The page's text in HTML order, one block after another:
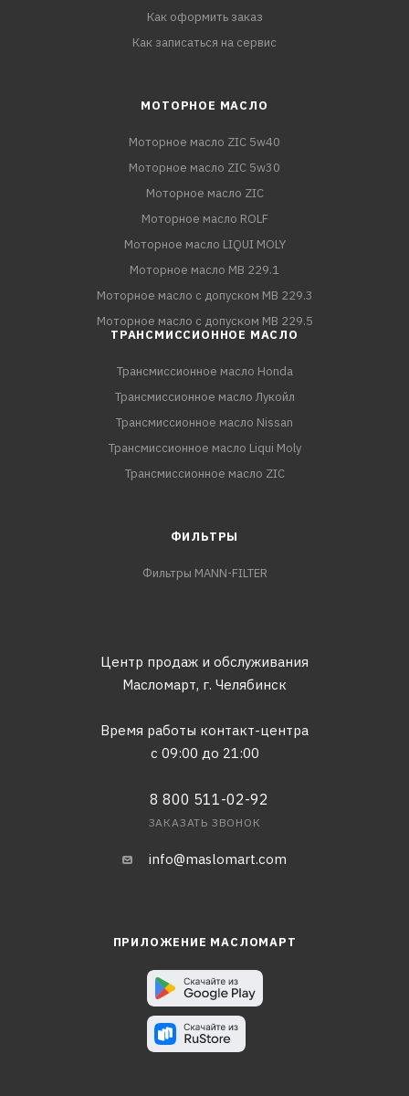
Как оформить заказ
Как записаться на сервис
МОТОРНОЕ МАСЛО
Моторное масло ZIC 5w40
Моторное масло ZIC 5w30
Моторное масло ZIC
Моторное масло ROLF
Моторное масло LIQUI MOLY
Моторное масло MB 229.1
Моторное масло с допуском MB 229.3
Моторное масло с допуском MB 229.5
ТРАНСМИССИОННОЕ МАСЛО
Трансмиссионное масло Honda
Трансмиссионное масло Лукойл
Трансмиссионное масло Nissan
Трансмиссионное масло Liqui Moly
Трансмиссионное масло ZIC
ФИЛЬТРЫ
Фильтры MANN-FILTER
Центр продаж и обслуживания
Масломарт, г. Челябинск
Время работы контакт-центра
с 09:00 до 21:00
8 800 511-02-92
ЗАКАЗАТЬ ЗВОНОК
info@maslomart.com
ПРИЛОЖЕНИЕ МАСЛОМАРТ